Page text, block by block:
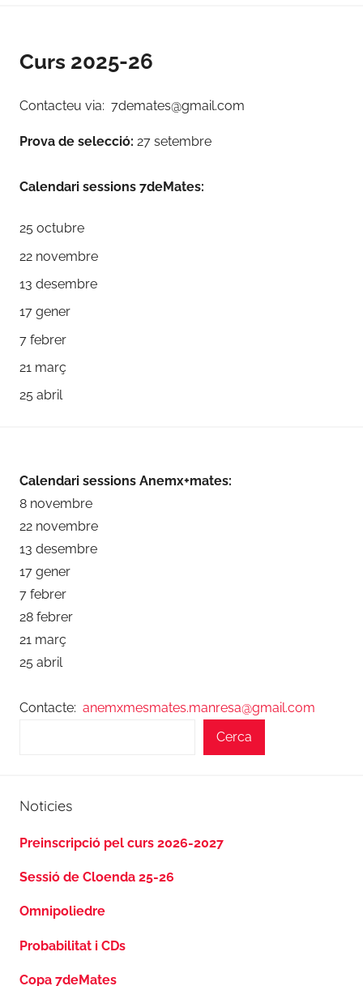
Curs 2025-26
Contacteu via: 7demates@gmail.com
Prova de selecció: 27 setembre
Calendari sessions 7deMates:
25 octubre
22 novembre
13 desembre
17 gener
7 febrer
21 març
25 abril
Calendari sessions Anemx+mates:
8 novembre
22 novembre
13 desembre
17 gener
7 febrer
28 febrer
21 març
25 abril
Contacte: anemxmesmates.manresa@gmail.com
Cerca
Noticies
Preinscripció pel curs 2026-2027
Sessió de Cloenda 25-26
Omnipoliedre
Probabilitat i CDs
Copa 7deMates